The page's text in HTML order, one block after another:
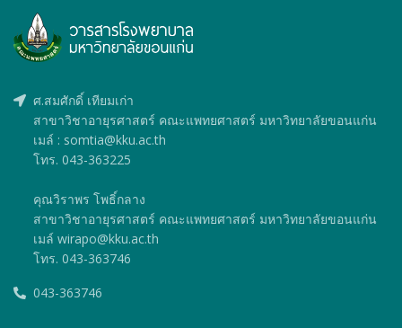
ศ.สมศักดิ์ เทียมเก่า
สาขาวิชาอายุรศาสตร์ คณะแพทยศาสตร์ มหาวิทยาลัยขอนแก่น
เมล์ : somtia@kku.ac.th
โทร. 043-363225
คุณวิราพร โพธิ์กลาง
สาขาวิชาอายุรศาสตร์ คณะแพทยศาสตร์ มหาวิทยาลัยขอนแก่น
เมล์ wirapo@kku.ac.th
โทร. 043-363746
043-363746